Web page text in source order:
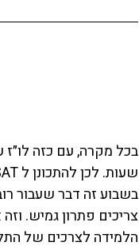
בכל מקרה, עם כזה
בשבוע זה דבר שעבור
צריכים פתרון גמיש.
הלמידה לצרכים של